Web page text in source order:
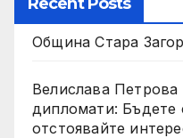
Община Стара
Велислава
дипломати: Бъдете
отстоявайте